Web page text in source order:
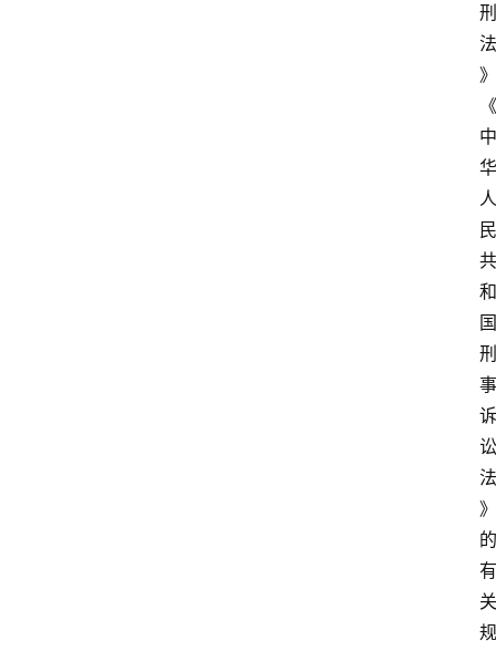
刑
法
》
《
中
华
人
民
共
和
国
刑
事
诉
讼
法
》
的
有
关
规